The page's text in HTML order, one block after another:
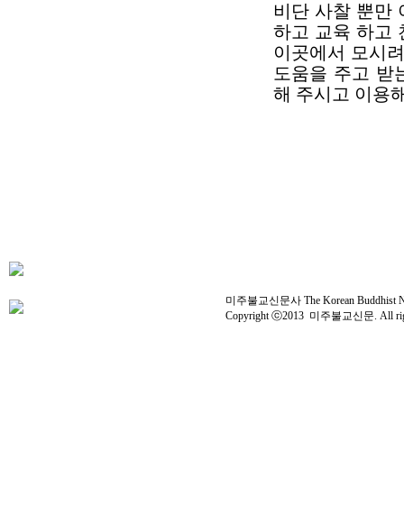
비단 사찰 뿐만
하고 교육 하고
이곳에서 모시
도움을 주고 받
해 주시고 이용
미주불교신문사 The Korean Buddhist
Copyright ⓒ2013 미주불교신문. All